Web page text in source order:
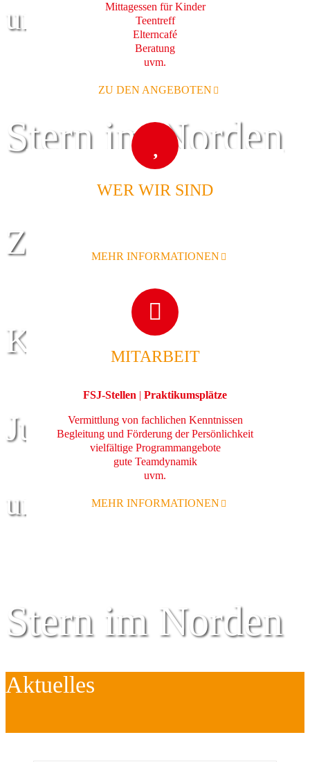
und Familie
Stern im Norden
Zentrum für
Kinder
Jugend
und Familie
Stern im Norden
Zentrum für
Mittagessen für Kinder
Teentreff
Elterncafé
Beratung
uvm.
ZU DEN ANGEBOTEN
WER WIR SIND
MEHR INFORMATIONEN
MITARBEIT
FSJ-Stellen | Praktikumsplätze
Vermittlung von fachlichen Kenntnissen
Begleitung und Förderung der Persönlichkeit
vielfältige Programmangebote
gute Teamdynamik
uvm.
MEHR INFORMATIONEN
Aktuelles